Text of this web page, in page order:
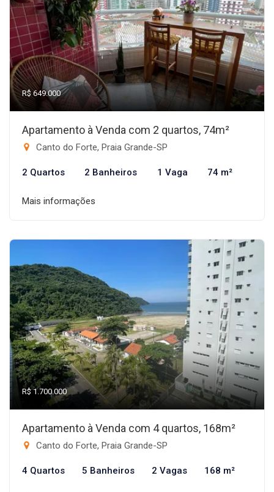
R$ 649.000
Apartamento à Venda com 2 quartos, 74m²
Canto do Forte, Praia Grande-SP
2 Quartos 2 Banheiros 1 Vaga 74 m²
Mais informações
R$ 1.700.000
Apartamento à Venda com 4 quartos, 168m²
Canto do Forte, Praia Grande-SP
4 Quartos 5 Banheiros 2 Vagas 168 m²